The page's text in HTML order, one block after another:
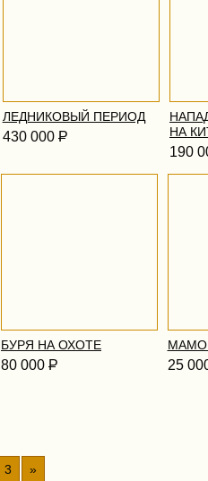
ЛЕДНИКОВЫЙ ПЕРИОД
430 000 Р
НА
190
БУРЯ НА ОХОТЕ
80 000 Р 25
3 »